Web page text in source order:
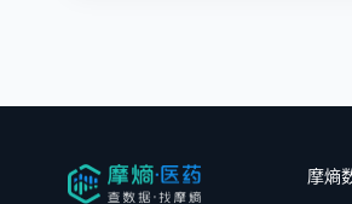
摩熵